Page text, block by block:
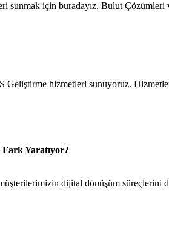
için buradayız. Bulut
hizmetleri sunuyoruz.
Yaratıyor?
dijital dönüşüm süreçlerini